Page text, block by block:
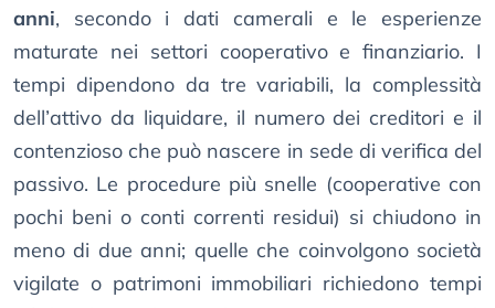
anni, secondo i dati camerali e le esperienze
maturate nei settori cooperativo e finanziario. I
tempi dipendono da tre variabili, la complessità
dell’attivo da liquidare, il numero dei creditori e il
contenzioso che può nascere in sede di verifica del
passivo. Le procedure più snelle (cooperative con
pochi beni o conti correnti residui) si chiudono in
meno di due anni; quelle che coinvolgono società
vigilate o patrimoni immobiliari richiedono tempi